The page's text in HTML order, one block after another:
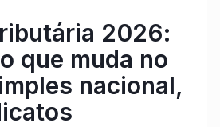
2026:
que muda no
nacional,